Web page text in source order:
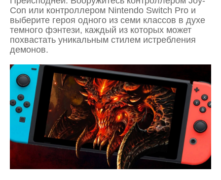
Con или контроллером Nintendo Switch Pro и
выберите героя одного из семи классов в духе
темного фэнтези, каждый из которых может
похвастать уникальным стилем истребления
демонов.